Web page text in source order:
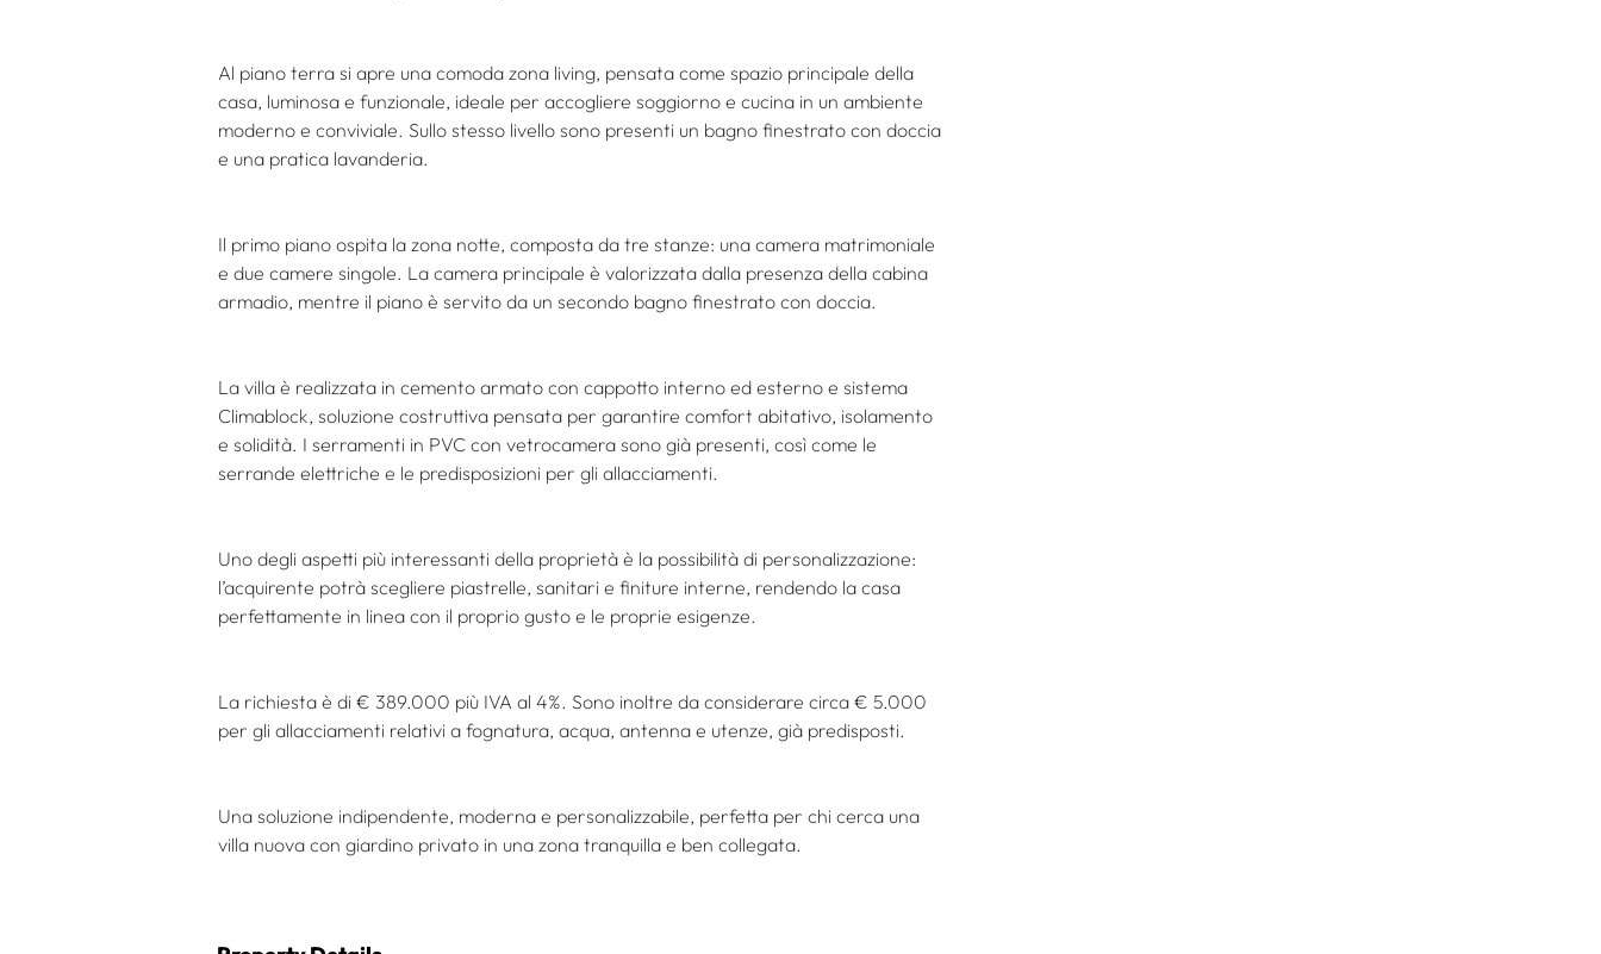
Al piano terra si apre una comoda zona living, pensata come spazio principale della
casa, luminosa e funzionale, ideale per accogliere soggiorno e cucina in un ambiente
moderno e conviviale. Sullo stesso livello sono presenti un bagno finestrato con doccia
e una pratica lavanderia.
Il primo piano ospita la zona notte, composta da tre stanze: una camera matrimoniale
e due camere singole. La camera principale è valorizzata dalla presenza della cabina
armadio, mentre il piano è servito da un secondo bagno finestrato con doccia.
La villa è realizzata in cemento armato con cappotto interno ed esterno e sistema
Climablock, soluzione costruttiva pensata per garantire comfort abitativo, isolamento
e solidità. I serramenti in PVC con vetrocamera sono già presenti, così come le
serrande elettriche e le predisposizioni per gli allacciamenti.
Uno degli aspetti più interessanti della proprietà è la possibilità di personalizzazione:
l’acquirente potrà scegliere piastrelle, sanitari e finiture interne, rendendo la casa
perfettamente in linea con il proprio gusto e le proprie esigenze.
La richiesta è di € 389.000 più IVA al 4%. Sono inoltre da considerare circa € 5.000
per gli allacciamenti relativi a fognatura, acqua, antenna e utenze, già predisposti.
Una soluzione indipendente, moderna e personalizzabile, perfetta per chi cerca una
villa nuova con giardino privato in una zona tranquilla e ben collegata.